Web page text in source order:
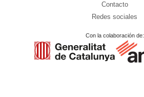
Contacto
Redes sociales
Con la colaboración de: